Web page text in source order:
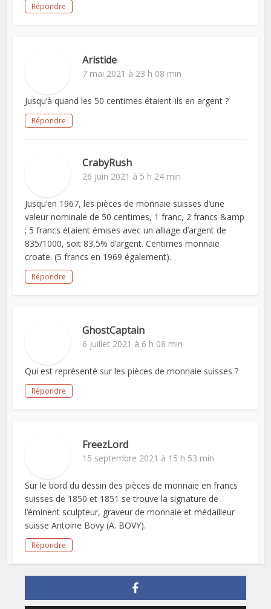
Répondre
Aristide
7 mai 2021 à 23 h 08 min
Jusqu’à quand les 50 centimes étaient-ils en argent ?
Répondre
CrabyRush
26 juin 2021 à 5 h 24 min
Jusqu’en 1967, les pièces de monnaie suisses d’une
valeur nominale de 50 centimes, 1 franc, 2 francs &amp
; 5 francs étaient émises avec un alliage d’argent de
835/1000, soit 83,5% d’argent. Centimes monnaie
croate. (5 francs en 1969 également).
Répondre
GhostCaptain
6 juillet 2021 à 6 h 08 min
Qui est représenté sur les pièces de monnaie suisses ?
Répondre
FreezLord
15 septembre 2021 à 15 h 53 min
Sur le bord du dessin des pièces de monnaie en francs
suisses de 1850 et 1851 se trouve la signature de
l’éminent sculpteur, graveur de monnaie et médailleur
suisse Antoine Bovy (A. BOVY).
Répondre